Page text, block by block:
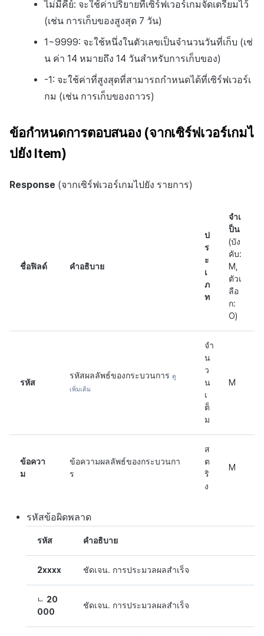
ไม่มีคีย์: จะใช้ค่าปริยายที่เซิร์ฟเวอร์เกมจัดเตรียมไว้
(เช่น การเก็บของสูงสุด 7 วัน)
1~9999: จะใช้หนึ่งในตัวเลขเป็นจำนวนวันที่เก็บ (เช่
น ค่า 14 หมายถึง 14 วันสำหรับการเก็บของ)
-1: จะใช้ค่าที่สูงสุดที่สามารถกำหนดได้ที่เซิร์ฟเวอร์เ
กม (เช่น การเก็บของถาวร)
ข้อกำหนดการตอบสนอง (จากเซิร์ฟเวอร์เกมไ
ปยัง Item)
Response (จากเซิร์ฟเวอร์เกมไปยัง รายการ)
ชื่อฟิลด์ คำอธิบาย
ป
ร
ะ
เ
ภ
ท
จำเ
ป็น
(บัง
คับ:
M,
ตัวเ
ลือ
ก:
O)
รหัส
รหัสผลลัพธ์ของกระบวนการ ดู
เพิ่มเติม
จำ
น
ว
น
เ
ต็
ม
M
ข้อควา
ม
ข้อความผลลัพธ์ของกระบวนกา
ร
ส
ต
ริ
ง
M
รหัสข้อผิดพลาด
รหัส คำอธิบาย
2xxxx ชัดเจน. การประมวลผลสำเร็จ
ㄴ 20
000
ชัดเจน. การประมวลผลสำเร็จ